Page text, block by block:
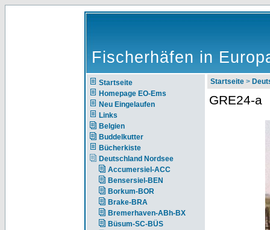
Fischerhäfen in
Startseite
Homepage EO-Ems
Neu Eingelaufen
Links
Belgien
Buddelkutter
Bücherkiste
Deutschland Nordsee
Accumersiel-ACC
Bensersiel-BEN
Borkum-BOR
Brake-BRA
Bremerhaven-ABh-BX
Büsum-SC-BÜS
Startseite >
GRE24-a